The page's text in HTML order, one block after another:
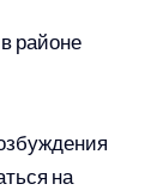
районе
на